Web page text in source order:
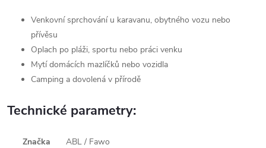
Venkovní sprchování u karavanu, obytného vozu nebo
přívěsu
Oplach po pláži, sportu nebo práci venku
Mytí domácích mazlíčků nebo vozidla
Camping a dovolená v přírodě
Technické parametry:
Značka
ABL / Fawo